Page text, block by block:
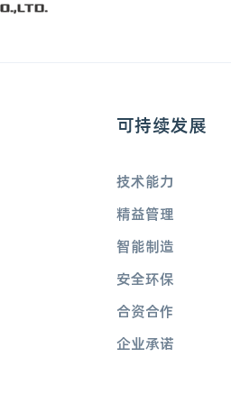
可持续发展
技术能力
精益管理
智能制造
安全环保
合资合作
企业承诺